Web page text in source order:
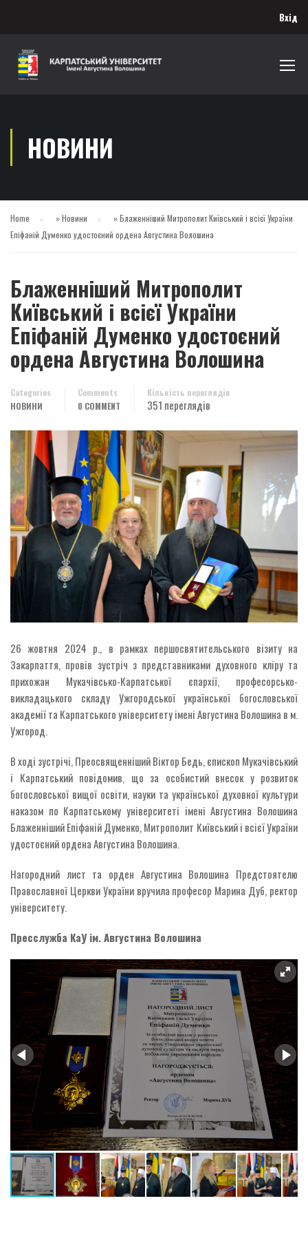
Вхід
НОВИНИ
Home »Новини »Блаженніший Митрополит Київський і всієї України
Епіфаній Думенко удостоєний ордена Августина Волошина
Блаженніший Митрополит
Київський і всієї України
Епіфаній Думенко удостоєний
ордена Августина Волошина
Categories
НОВИНИ
Comments
0 COMMENT
Кількість переглядів
351 переглядів
26 жовтня 2024 р., в рамках першосвятительського візиту на
Закарпаття, провів зустріч з представниками духовного кліру та
прихожан Мукачівсько-Карпатської єпархії, професорсько-
викладацького складу Ужгородської української богословської
академії та Карпатського університету імені Августина Волошина в м.
Ужгород.
В ході зустрічі, Преосвященніший Віктор Бедь, єпископ Мукачівський
і Карпатський повідомив, що за особистий внесок у розвиток
богословської вищої освіти, науки та української духовної культури
наказом по Карпатському університеті імені Августина Волошина
Блаженніший Епіфаній Думенко, Митрополит Київський і всієї України
удостоєний ордена Августина Волошина.
Нагородний лист та орден Августина Волошина Предстоятелю
Православної Церкви України вручила професор Марина Дуб, ректор
університету.
Пресслужба КаУ ім. Августина Волошина